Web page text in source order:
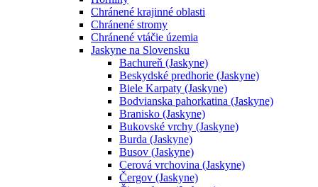
Chránené krajinné oblasti
Chránené stromy
Chránené vtáčie územia
Jaskyne na Slovensku
Bachureň (Jaskyne)
Beskydské predhorie (Jaskyne)
Biele Karpaty (Jaskyne)
Bodvianska pahorkatina (Jaskyne)
Branisko (Jaskyne)
Bukovské vrchy (Jaskyne)
Burda (Jaskyne)
Busov (Jaskyne)
Cerová vrchovina (Jaskyne)
Čergov (Jaskyne)